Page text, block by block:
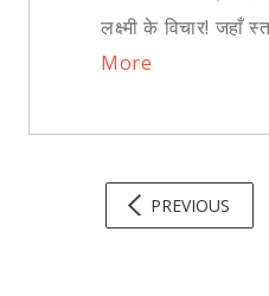
लक्ष्मी के विचार! जहाँ
More
PREVIOUS